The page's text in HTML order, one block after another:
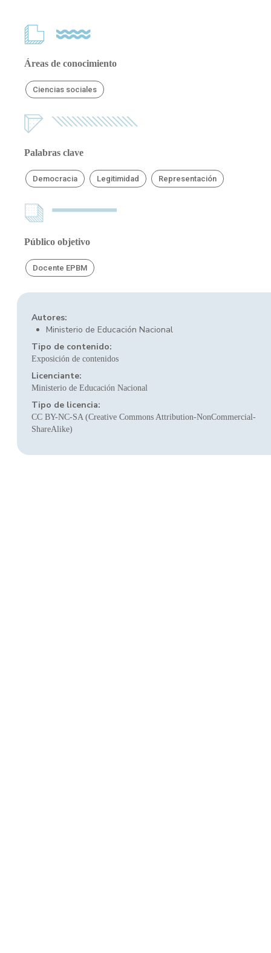
Áreas de conocimiento
Ciencias sociales
Palabras clave
Democracia Legitimidad Representación
Público objetivo
Docente EPBM
Autores:
Ministerio de Educación Nacional
Tipo de contenido:
Exposición de contenidos
Licenciante:
Ministerio de Educación Nacional
Tipo de licencia:
CC BY-NC-SA (Creative Commons Attribution-NonCommercial-
ShareAlike)